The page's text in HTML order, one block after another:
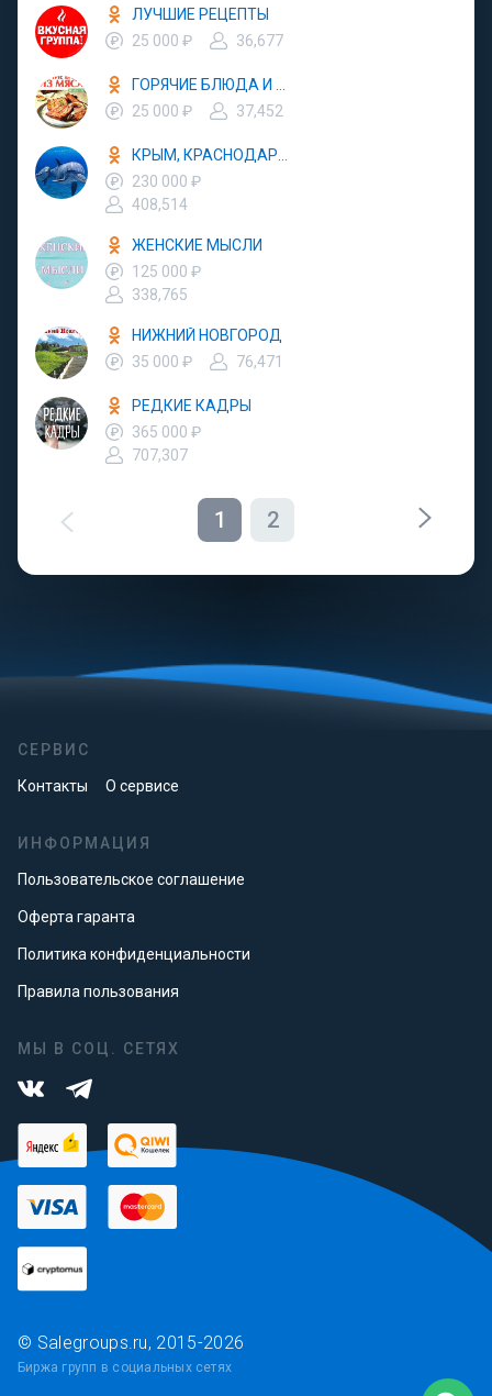
ЛУЧШИЕ РЕЦЕПТЫ
25 000 ₽
36,677
25 000 ₽
37,452
230 000 ₽
408,514
ЖЕНСКИЕ МЫСЛИ
125 000 ₽
338,765
НИЖНИЙ НОВГОРОД
35 000 ₽
76,471
РЕДКИЕ КАДРЫ
365 000 ₽
707,307
1 2
СЕРВИС
Контакты О сервисе
ИНФОРМАЦИЯ
Пользовательское соглашение
Оферта гаранта
Политика конфиденциальности
Правила пользования
МЫ В СОЦ. СЕТЯХ
© Salegroups.ru, 2015-2026
Биржа групп в социальных сетях